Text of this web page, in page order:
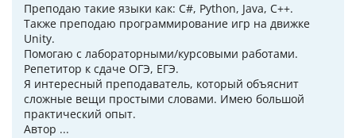
Преподаю такие языки как: C#, Python, Java, C++.
Также преподаю программирование игр на движке
Unity.
Помогаю с лабораторными/курсовыми работами.
Репетитор к сдаче ОГЭ, ЕГЭ.
Я интересный преподаватель, который объяснит
сложные вещи простыми словами. Имею большой
практический опыт.
Автор ...